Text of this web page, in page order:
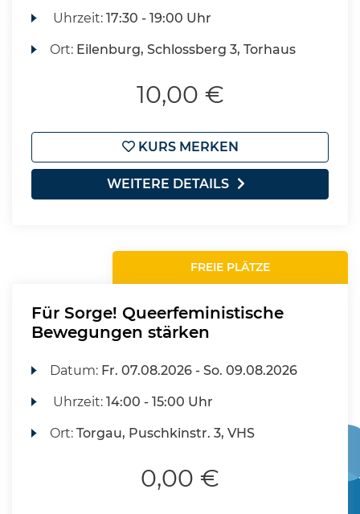
Uhrzeit:17:30 - 19:00 Uhr
Ort: Eilenburg, Schlossberg 3, Torhaus
10,00 €
KURS MERKEN
WEITERE DETAILS
FREIE PLÄTZE
Für Sorge! Queerfeministische
Bewegungen stärken
Datum: Fr. 07.08.2026 -So. 09.08.2026
Uhrzeit:14:00 - 15:00 Uhr
Ort:Torgau, Puschkinstr. 3, VHS
0,00 €